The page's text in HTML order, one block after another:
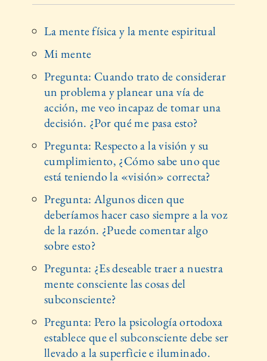
La mente física y la mente espiritual
Mi mente
Pregunta: Cuando trato de considerar
un problema y planear una vía de
acción, me veo incapaz de tomar una
decisión. ¿Por qué me pasa esto?
Pregunta: Respecto a la visión y su
cumplimiento, ¿Cómo sabe uno que
está teniendo la «visión» correcta?
Pregunta: Algunos dicen que
deberíamos hacer caso siempre a la voz
de la razón. ¿Puede comentar algo
sobre esto?
Pregunta: ¿Es deseable traer a nuestra
mente consciente las cosas del
subconsciente?
Pregunta: Pero la psicología ortodoxa
establece que el subconsciente debe ser
llevado a la superficie e iluminado.